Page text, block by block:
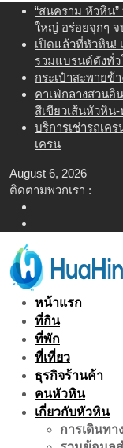
content
“สนคราม หัวหิน
ใหญ่ อร่อยจุกๆ จ
เปิดแล้วที่หัวหิน!
รวมแบรนด์ดังทั่
กระเป๋าสะพายข้
คาเฟ่กลางสวนอิ
สีเขียวเส้นหัวหิ
บริการเช่ารถเค
เครน
August 6, 2026
ติดตามพวกเรา :
หน้าแรก
ที่กิน
ที่พัก
ที่เที่ยว
ธุรกิจร้านค้า
คนหัวหิน
เกี่ยวกับหัวหิน
การเดินทา